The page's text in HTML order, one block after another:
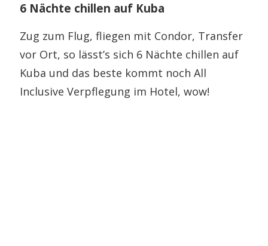
6 Nächte chillen auf Kuba
Zug zum Flug, fliegen mit Condor, Transfer
vor Ort, so lässt’s sich 6 Nächte chillen auf
Kuba und das beste kommt noch All
Inclusive Verpflegung im Hotel, wow!